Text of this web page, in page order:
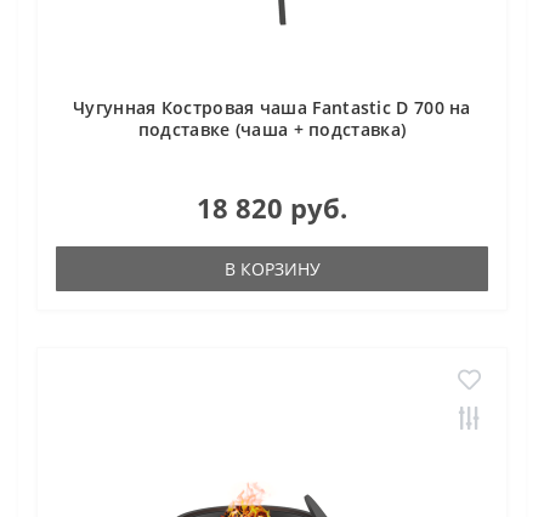
Чугунная Костровая чаша Fantastic D 700 на
подставке (чаша + подставка)
18 820 руб.
В КОРЗИНУ